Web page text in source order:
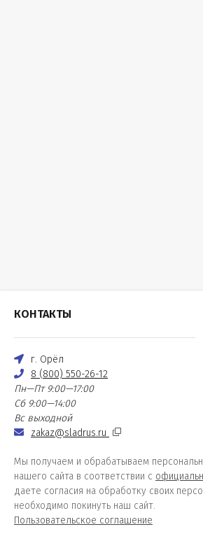
КОНТАКТЫ
г. Орёл
8 (800) 550-26-12
Пн—Пт 9:00—17:00
Сб 9:00—14:00
Вс выходной
zakaz@sladrus.ru
Мы получаем и обрабатываем
нашего сайта в соответствии с
даете согласия на обработку своих
необходимо покинуть наш сайт.
Пользовательское соглашение